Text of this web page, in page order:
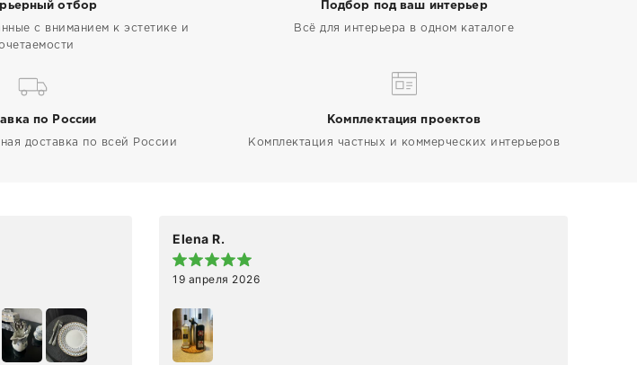
отбор
с вниманием к эстетике и
Подбор под ваш интерьер
Всё для интерьера в одном каталоге
по России
доставка по всей России
Комплектация проектов
Комплектация частных и коммерческих интерьеров
Elena R.
19 апреля 2026